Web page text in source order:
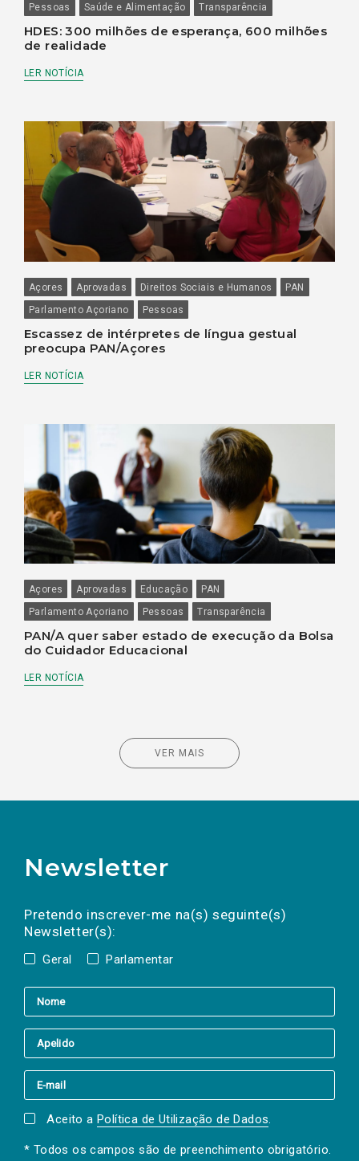
Pessoas
Saúde e Alimentação Transparência
HDES: 300 milhões de esperança, 600 milhões
de realidade
LER NOTÍCIA
Açores Aprovadas Direitos Sociais e Humanos
PAN
Parlamento Açoriano
Pessoas
Escassez de intérpretes de língua gestual
preocupa PAN/Açores
LER NOTÍCIA
Açores Aprovadas Educação
PAN
Parlamento Açoriano
Pessoas Transparência
PAN/A quer saber estado de execução da Bolsa
do Cuidador Educacional
LER NOTÍCIA
VER MAIS
Newsletter
Pretendo inscrever-me na(s) seguinte(s)
Newsletter(s):
Geral Parlamentar
a(s) newsletter(s).
mail
Aceito a Política de Utilização de Dados.
* Todos os campos são de preenchimento obrigatório.